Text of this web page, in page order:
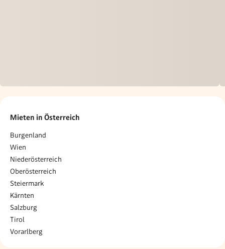
Mieten in Österreich
Burgenland
Wien
Niederösterreich
Oberösterreich
Steiermark
Kärnten
Salzburg
Tirol
Vorarlberg